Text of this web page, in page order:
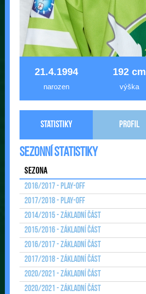
21.4.1994
narozen
192 cm
výška
Statistiky Profil
Sezonní statistiky
Sezona
2016/2017 - Play-off
2017/2018 - Play-off
2014/2015 - Základní část
2015/2016 - Základní část
2016/2017 - Základní část
2017/2018 - Základní část
2020/2021 - Základní část
2020/2021 - Základní část